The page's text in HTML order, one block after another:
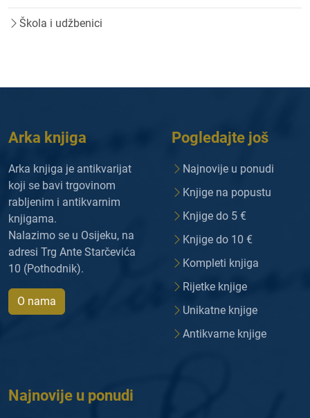
Škola i udžbenici
Arka knjiga
Arka knjiga je antikvarijat
koji se bavi trgovinom
rabljenim i antikvarnim
knjigama.
Nalazimo se u Osijeku, na
adresi Trg Ante Starčevića
10 (Pothodnik).
O nama
Pogledajte još
Najnovije u ponudi
Knjige na popustu
Knjige do 5 €
Knjige do 10 €
Kompleti knjiga
Rijetke knjige
Unikatne knjige
Antikvarne knjige
Najnovije u ponudi